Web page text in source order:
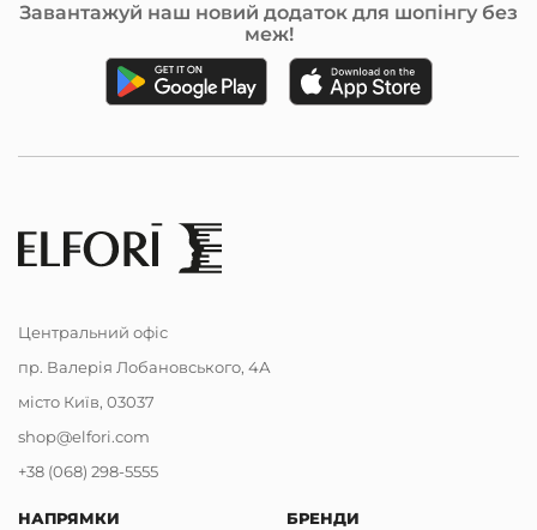
Завантажуй наш новий додаток для шопінгу без
меж!
Центральний офіс
пр. Валерія Лобановського, 4А
місто Київ, 03037
shop@elfori.com
+38 (068) 298-5555
НАПРЯМКИ
БРЕНДИ